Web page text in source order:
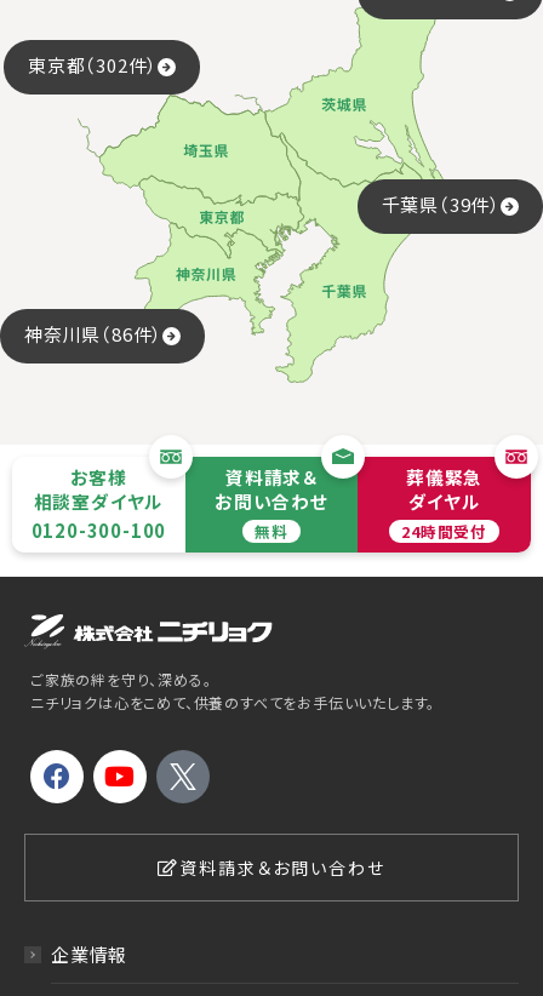
東京都（302件）
千葉県（39件）
神奈川県（86件）
お客様
相談室ダイヤル
0120-300-100
資料請求＆
お問い合わせ
無料
葬儀緊急
ダイヤル
24時間受付
ご家族の絆を守り、深める。
ニチリョクは心をこめて、供養のすべてをお手伝いいたします。
資料請求＆お問い合わせ
企業情報